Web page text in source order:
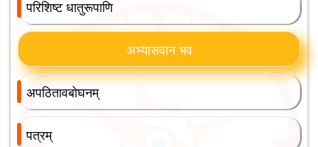
परिशिष्ट धातुरूपाणि
अभ्यासवान भव
अपठितावबोघनम्
पत्रम्